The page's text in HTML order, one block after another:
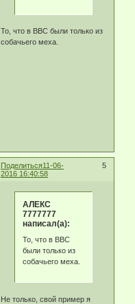
То, что в ВВС были только из
собачьего меха.
Поделиться 5
11-06-
2016 16:40:58
АЛЕКС
7777777
написал(а):
То, что в ВВС
были только из
собачьего меха.
Не только, свой пример я